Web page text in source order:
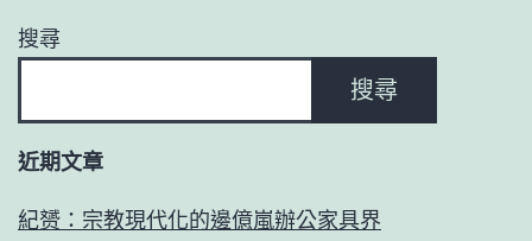
搜尋
搜尋
近期文章
紀赟：宗教現代化的邊億嵐辦公家具界